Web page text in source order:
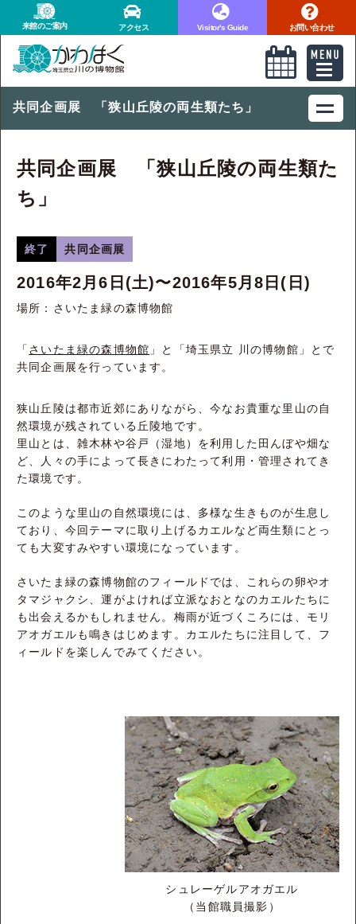
来館のご案内 アクセス Visitor's Guide お問い合わせ
共同企画展 「狭山丘陵の両生類たち」
共同企画展 「狭山丘陵の両生類た
ち」
終了 共同企画展
2016年2月6日(土)〜2016年5月8日(日)
場所：さいたま緑の森博物館
「 さいたま緑の森博物館 」と「埼玉県立 川の博物館」とで
共同企画展を行っています。
狭山丘陵は都市近郊にありながら、今なお貴重な里山の自
然環境が残されている丘陵地です。
里山とは、雑木林や谷戸（湿地）を利用した田んぼや畑な
ど、人々の手によって長きにわたって利用・管理されてき
た環境です。
このような里山の自然環境には、多様な生きものが生息し
ており、今回テーマに取り上げるカエルなど両生類にとっ
ても大変すみやすい環境になっています。
さいたま緑の森博物館のフィールドでは、これらの卵やオ
タマジャクシ、運がよければ立派なおとなのカエルたちに
も出会えるかもしれません。梅雨が近づくころには、モリ
アオガエルも鳴きはじめます。カエルたちに注目して、フ
ィールドを楽しんでみてください。
シュレーゲルアオガエル
（当館職員撮影）